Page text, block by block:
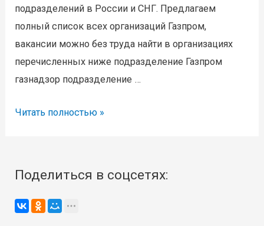
подразделений в России и СНГ. Предлагаем
полный список всех организаций Газпром,
вакансии можно без труда найти в организациях
перечисленных ниже подразделение Газпром
газнадзор подразделение …
Вакансии
Сила
Сибири
Читать полностью »
Поделиться в соцсетях: